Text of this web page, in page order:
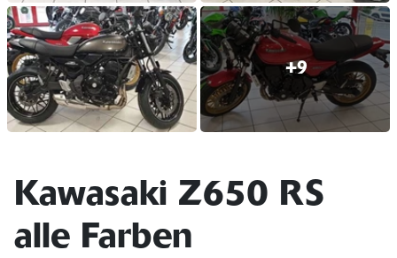
+9
Kawasaki Z650 RS
alle Farben